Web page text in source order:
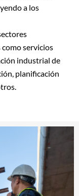
a los
servicios
industrial de
planificación